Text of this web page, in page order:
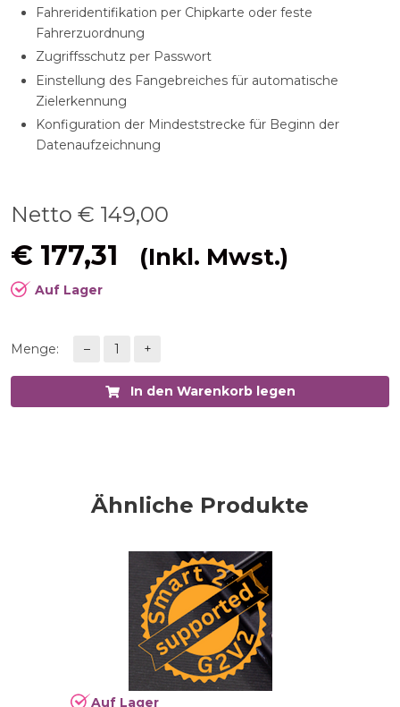
Fahreridentifikation per Chipkarte oder feste
Fahrerzuordnung
Zugriffsschutz per Passwort
Einstellung des Fangebreiches für automatische
Zielerkennung
Konfiguration der Mindeststrecke für Beginn der
Datenaufzeichnung
Netto € 149,00
€ 177,31 (Inkl. Mwst.)
Auf Lager
Menge: – 1 +
In den Warenkorb legen
Ähnliche Produkte
Auf Lager